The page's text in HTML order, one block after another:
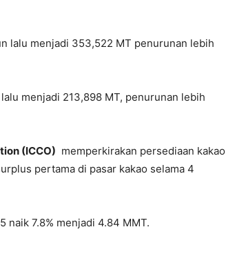
lalu menjadi 353,522 MT penurunan lebih
menjadi 213,898 MT, penurunan lebih
(ICCO) memperkirakan persediaan kakao
pertama di pasar kakao selama 4
naik 7.8% menjadi 4.84 MMT.